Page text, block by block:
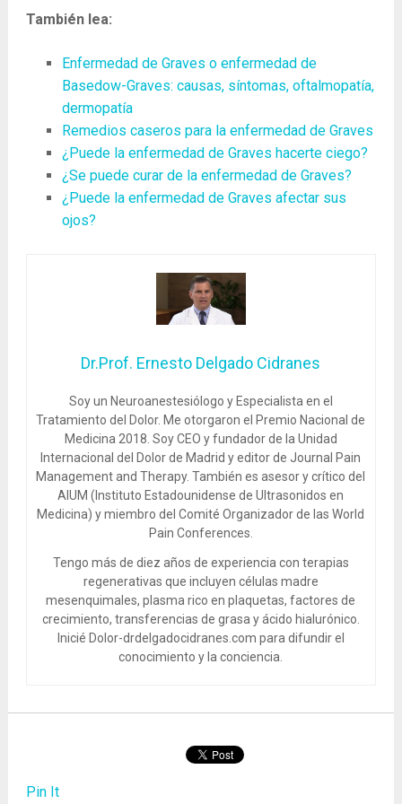
También lea:
Enfermedad de Graves o enfermedad de
Basedow-Graves: causas, síntomas, oftalmopatía,
dermopatía
Remedios caseros para la enfermedad de Graves
¿Puede la enfermedad de Graves hacerte ciego?
¿Se puede curar de la enfermedad de Graves?
¿Puede la enfermedad de Graves afectar sus
ojos?
Dr.Prof. Ernesto Delgado Cidranes
Soy un Neuroanestesiólogo y Especialista en el
Tratamiento del Dolor. Me otorgaron el Premio Nacional de
Medicina 2018. Soy CEO y fundador de la Unidad
Internacional del Dolor de Madrid y editor de Journal Pain
Management and Therapy. También es asesor y crítico del
AIUM (Instituto Estadounidense de Ultrasonidos en
Medicina) y miembro del Comité Organizador de las World
Pain Conferences.
Tengo más de diez años de experiencia con terapias
regenerativas que incluyen células madre
mesenquimales, plasma rico en plaquetas, factores de
crecimiento, transferencias de grasa y ácido hialurónico.
Inicié Dolor-drdelgadocidranes.com para difundir el
conocimiento y la conciencia.
Pin It